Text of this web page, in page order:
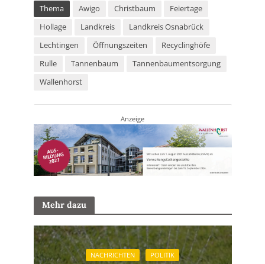
Thema Awigo Christbaum
Feiertage
Hollage
Landkreis
Landkreis Osnabrück
Lechtingen
Öffnungszeiten
Recyclinghöfe
Rulle
Tannenbaum
Tannenbaumentsorgung
Wallenhorst
Anzeige
Mehr dazu
NACHRICHTEN POLITIK